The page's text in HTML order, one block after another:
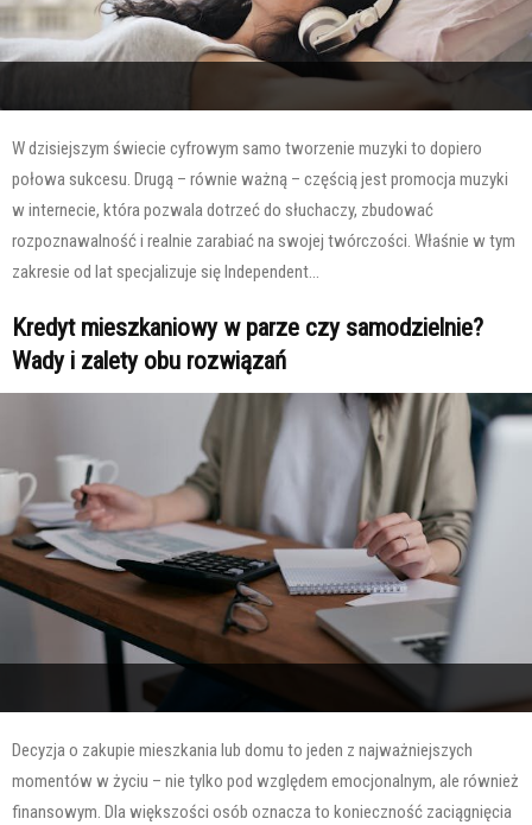
W dzisiejszym świecie cyfrowym samo tworzenie muzyki to dopiero
połowa sukcesu. Drugą – równie ważną – częścią jest promocja muzyki
w internecie, która pozwala dotrzeć do słuchaczy, zbudować
rozpoznawalność i realnie zarabiać na swojej twórczości. Właśnie w tym
zakresie od lat specjalizuje się Independent...
Kredyt mieszkaniowy w parze czy samodzielnie?
Wady i zalety obu rozwiązań
Decyzja o zakupie mieszkania lub domu to jeden z najważniejszych
momentów w życiu – nie tylko pod względem emocjonalnym, ale również
finansowym. Dla większości osób oznacza to konieczność zaciągnięcia